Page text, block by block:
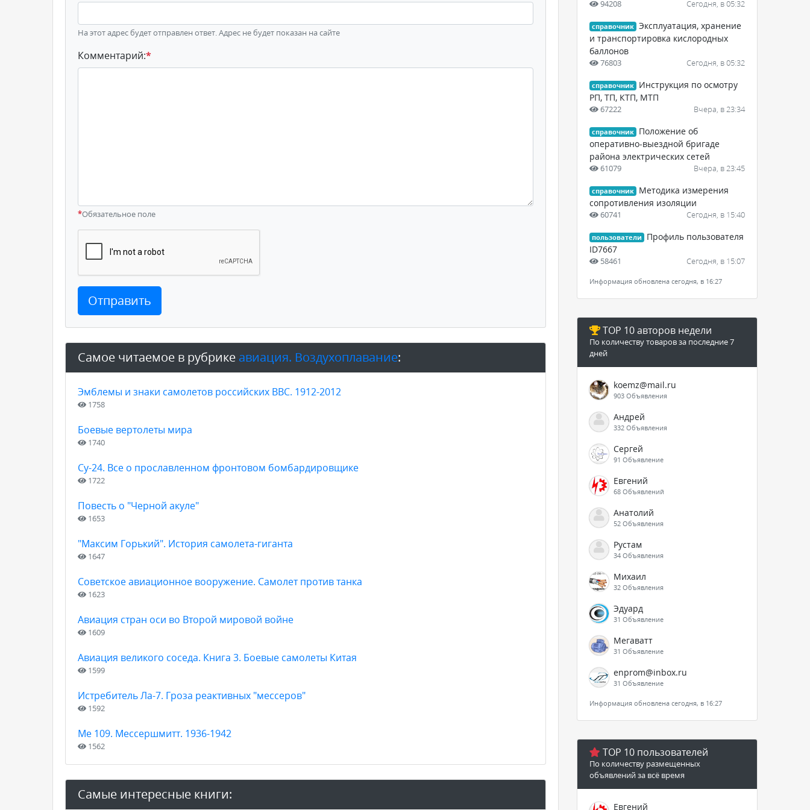
На этот адрес будет отправлен ответ. Адрес не будет показан на сайте
Комментарий:*
*Обязательное поле
Отправить
Самое читаемое в рубрике авиация. Воздухоплавание:
Эмблемы и знаки самолетов российских ВВС. 1912-2012
1758
Боевые вертолеты мира
1740
Су-24. Все о прославленном фронтовом бомбардировщике
1722
Повесть о "Черной акуле"
1653
"Максим Горький". История самолета-гиганта
1647
Советское авиационное вооружение. Самолет против танка
1623
Авиация стран оси во Второй мировой войне
1609
Авиация великого соседа. Книга 3. Боевые самолеты Китая
1599
Истребитель Ла-7. Гроза реактивных "мессеров"
1592
Me 109. Мессершмитт. 1936-1942
1562
Самые интересные книги:
94208 Сегодня, в 05:32
справочник Эксплуатация, хранение
и транспортировка кислородных
баллонов
76803 Сегодня, в 05:32
справочник
Инструкция по осмотру
РП, ТП, КТП, МТП
67222 Вчера, в 23:34
справочник
Положение об
оперативно-выездной бригаде
района электрических сетей
61079 Вчера, в 23:45
справочник
Методика измерения
сопротивления изоляции
60741 Сегодня, в 15:40
пользователи
Профиль пользователя
ID7667
58461 Сегодня, в 15:07
Информация обновлена сегодня, в 16:27
TOP 10 авторов недели
По количеству товаров за последние 7
дней
koemz@mail.ru
903 Объявления
Андрей
332 Объявления
Сергей
91 Объявление
Евгений
68 Объявлений
Анатолий
52 Объявления
Рустам
34 Объявления
Михаил
32 Объявления
Эдуард
31 Объявление
Мегаватт
31 Объявление
enprom@inbox.ru
31 Объявление
Информация обновлена сегодня, в 16:27
TOP 10 пользователей
По количеству размещенных
объявлений за всё время
Евгений